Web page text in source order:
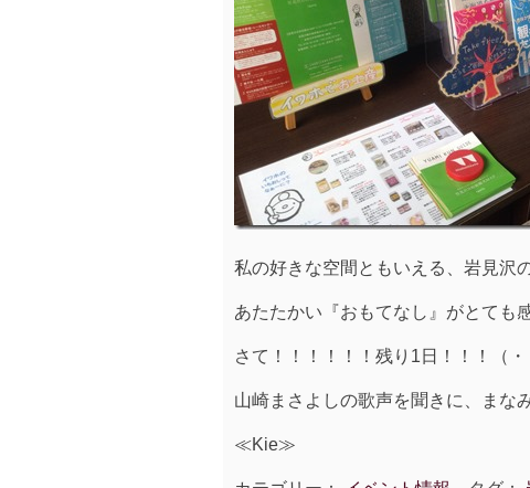
私の好きな空間ともいえる、岩見沢
あたたかい『おもてなし』がとても
さて！！！！！！残り1日！！！（・
山崎まさよしの歌声を聞きに、まな
≪Kie≫